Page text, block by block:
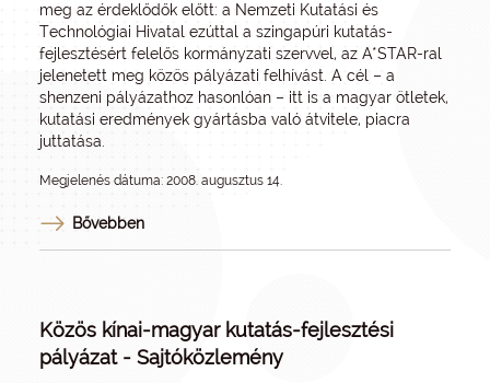
meg az érdeklődők előtt: a Nemzeti Kutatási és
Technológiai Hivatal ezúttal a szingapúri kutatás-
fejlesztésért felelős kormányzati szervvel, az A*STAR-ral
jelenetett meg közös pályázati felhívást. A cél – a
shenzeni pályázathoz hasonlóan – itt is a magyar ötletek,
kutatási eredmények gyártásba való átvitele, piacra
juttatása.
Megjelenés dátuma: 2008. augusztus 14.
Bővebben
Közös kínai-magyar kutatás-fejlesztési
pályázat - Sajtóközlemény